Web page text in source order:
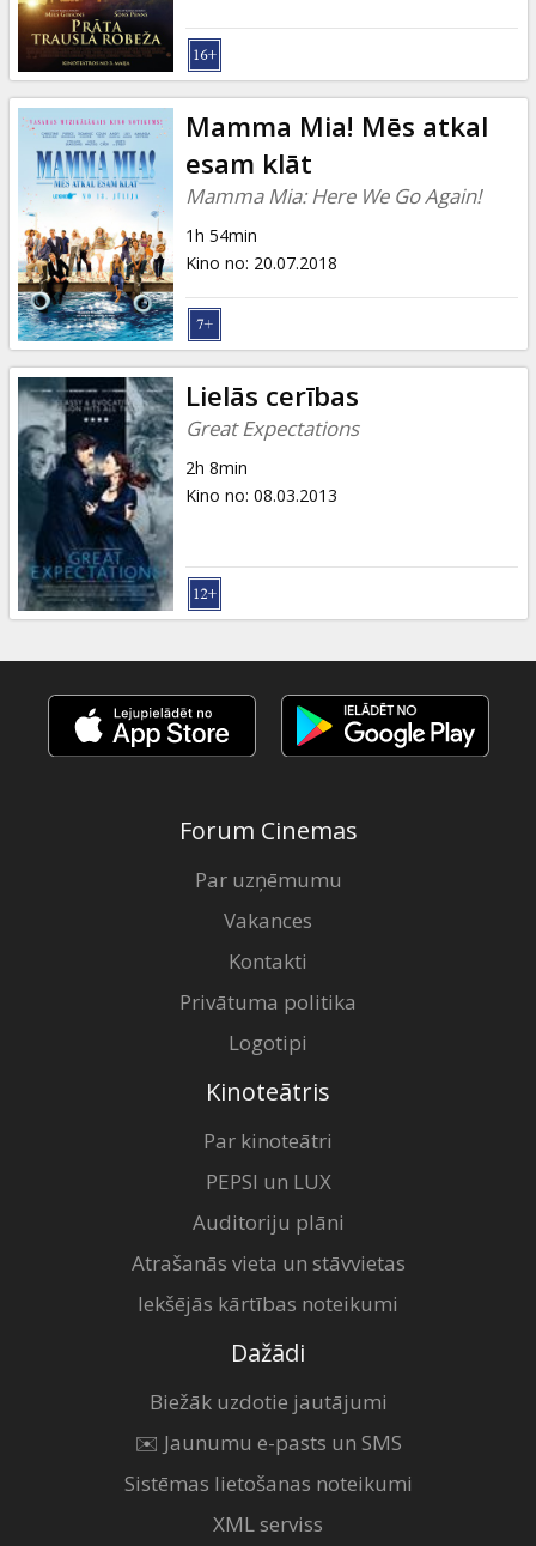
Mamma Mia! Mēs atkal
esam klāt
Mamma Mia: Here We Go Again!
1h 54min
Kino no: 20.07.2018
Lielās cerības
Great Expectations
2h 8min
Kino no: 08.03.2013
Forum Cinemas
Par uzņēmumu
Vakances
Kontakti
Privātuma politika
Logotipi
Kinoteātris
Par kinoteātri
PEPSI un LUX
Auditoriju plāni
Atrašanās vieta un stāvvietas
Iekšējās kārtības noteikumi
Dažādi
Biežāk uzdotie jautājumi
✉️ Jaunumu e-pasts un SMS
Sistēmas lietošanas noteikumi
XML serviss